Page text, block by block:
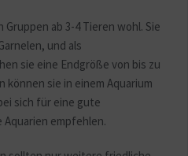
ab 3-4 Tieren wohl. Sie
und als
sie eine Endgröße von bis zu
können sie in einem Aquarium
sich für eine gute
empfehlen.